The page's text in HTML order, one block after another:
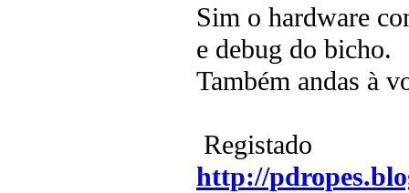
Sim o hardware
e debug do bicho.
Também andas à
Registado
http://